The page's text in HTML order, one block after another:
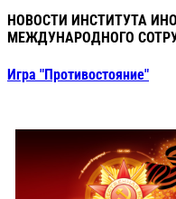
НОВОСТИ ИНСТИТУТА
МЕЖДУНАРОДНОГО
Игра "Противостояние"